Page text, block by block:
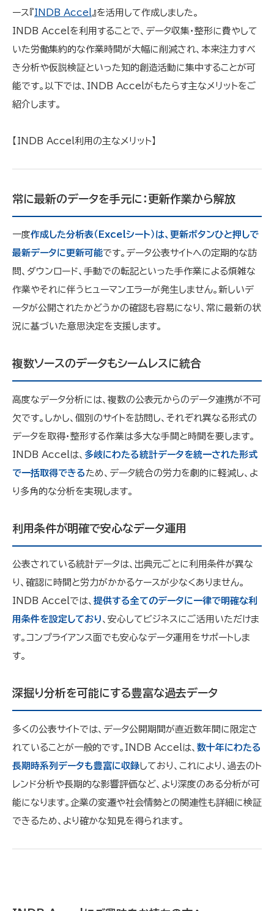
ース『INDB Accel』を活用して作成しました。
INDB Accelを利用することで、データ収集・整形に費やして
いた労働集約的な作業時間が大幅に削減され、本来注力すべ
き分析や仮説検証といった知的創造活動に集中することが可
能です。以下では、INDB Accelがもたらす主なメリットをご
紹介します。
【INDB Accel利用の主なメリット】
常に最新のデータを手元に：更新作業から解放
一度作成した分析表（Excelシート）は、更新ボタンひと押しで
最新データに更新可能です。データ公表サイトへの定期的な訪
問、ダウンロード、手動での転記といった手作業による煩雑な
作業やそれに伴うヒューマンエラーが発生しません。新しいデ
ータが公開されたかどうかの確認も容易になり、常に最新の状
況に基づいた意思決定を支援します。
複数ソースのデータもシームレスに統合
高度なデータ分析には、複数の公表元からのデータ連携が不可
欠です。しかし、個別のサイトを訪問し、それぞれ異なる形式の
データを取得・整形する作業は多大な手間と時間を要します。
INDB Accelは、 多岐にわたる統計データを統一された形式
で一括取得できる ため、データ統合の労力を劇的に軽減し、よ
り多角的な分析を実現します。
利用条件が明確で安心なデータ運用
公表されている統計データは、出典元ごとに利用条件が異な
り、確認に時間と労力がかかるケースが少なくありません。
INDB Accelでは、 提供する全てのデータに一律で明確な利
用条件を設定しており 、安心してビジネスにご活用いただけま
す。コンプライアンス面でも安心なデータ運用をサポートしま
す。
深掘り分析を可能にする豊富な過去データ
多くの公表サイトでは、データ公開期間が直近数年間に限定さ
れていることが一般的です。INDB Accelは、 数十年にわたる
長期時系列データも豊富に収録しており、これにより、過去のト
レンド分析や長期的な影響評価など、より深度のある分析が可
能になります。企業の変遷や社会情勢との関連性も詳細に検証
できるため、より確かな知見を得られます。